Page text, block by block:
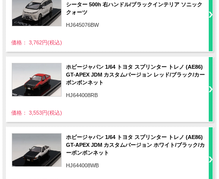
シーター 500h 右ハンドル/ブラックインテリア ソニック
クォーツ
HJ645076BW
価格： 3,762円(税込)
ホビージャパン 1/64 トヨタ スプリンター トレノ (AE86)
GT-APEX JDM カスタムバージョン レッド/ブラック/カー
ボンボンネット
HJ644008RB
価格： 3,553円(税込)
ホビージャパン 1/64 トヨタ スプリンター トレノ (AE86)
GT-APEX JDM カスタムバージョン ホワイト/ブラック/カ
ーボンボンネット
HJ644008WB